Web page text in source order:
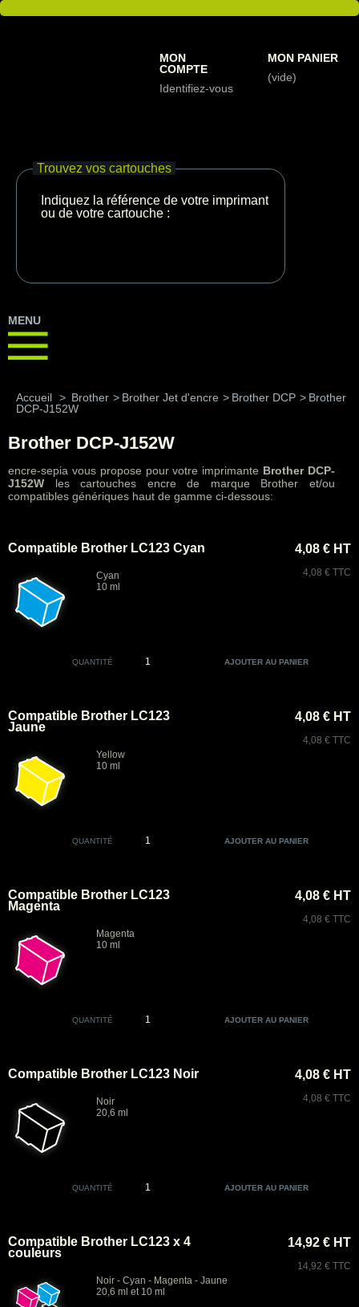
MON
COMPTE
Identifiez-vous
MON PANIER
(vide)
Trouvez vos cartouches
Indiquez la référence de votre imprimante
ou de votre cartouche :
MENU
Accueil > Brother > Brother Jet d'encre > Brother DCP > Brother
DCP-J152W
Brother DCP-J152W
encre-sepia vous propose pour votre imprimante Brother DCP-
J152W les cartouches encre de marque Brother et/ou
compatibles génériques haut de gamme ci-dessous:
Compatible Brother LC123 Cyan
Cyan
10 ml
4,08 € HT
4,08 € TTC
QUANTITÉ
Compatible Brother LC123
Jaune
Yellow
10 ml
4,08 € HT
4,08 € TTC
QUANTITÉ
Compatible Brother LC123
Magenta
Magenta
10 ml
4,08 € HT
4,08 € TTC
QUANTITÉ
Compatible Brother LC123 Noir
Noir
20,6 ml
4,08 € HT
4,08 € TTC
QUANTITÉ
Compatible Brother LC123 x 4
couleurs
Noir - Cyan - Magenta - Jaune
20,6 ml et 10 ml
14,92 € HT
14,92 € TTC